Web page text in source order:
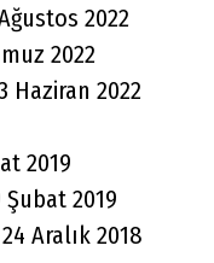
2022
2022
Haziran 2022
2019
Şubat 2019
24 Aralık 2018